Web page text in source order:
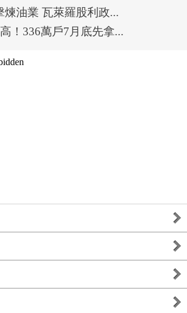
煉油業 瓦萊羅股利政...
！336萬戶7月底先拿...